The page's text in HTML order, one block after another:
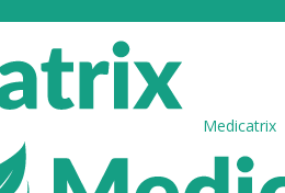
Medicatrix